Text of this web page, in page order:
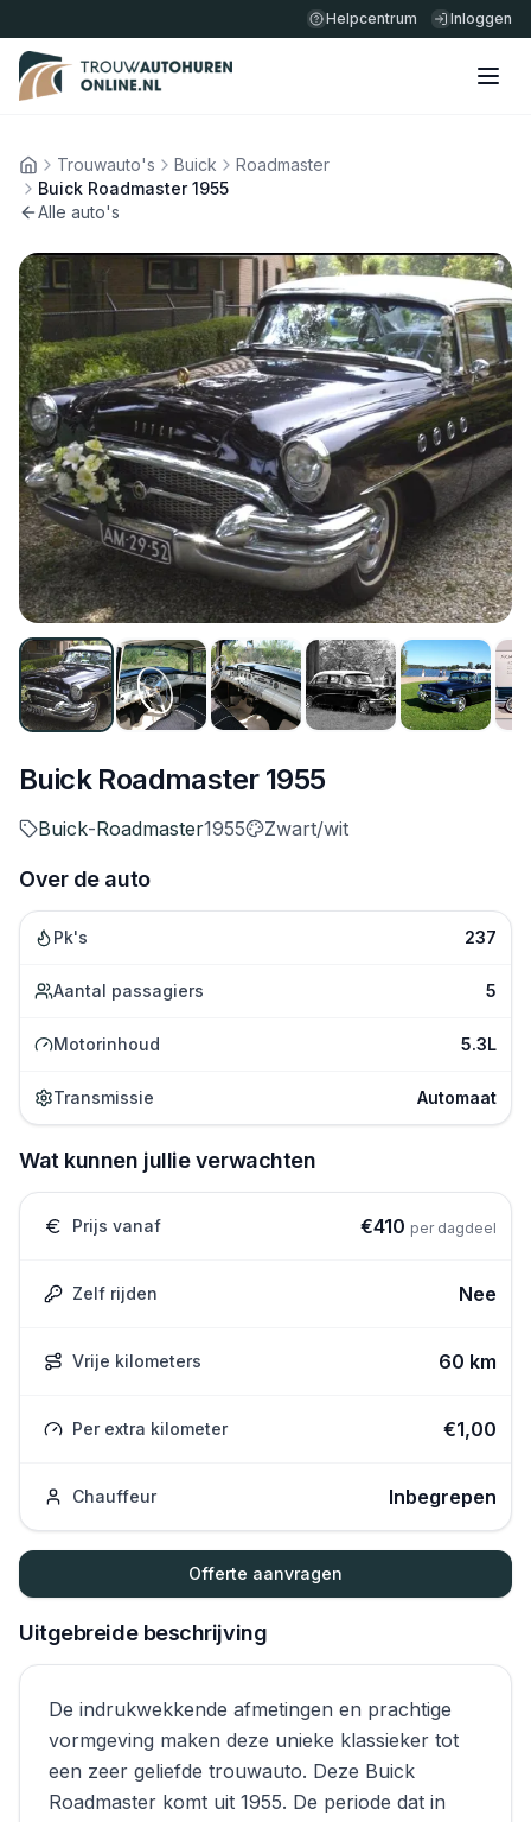
Helpcentrum Inloggen
HomeTrouwauto's Buick
Roadmaster
Buick Roadmaster 1955
Alle auto's
Buick Roadmaster 1955
Buick-Roadmaster1955 Zwart/wit
Over de auto
Pk's 237
Aantal passagiers 5
Motorinhoud 5.3L
Transmissie Automaat
Wat kunnen jullie verwachten
Prijs vanaf €410 per dagdeel
Zelf rijden Nee
Vrije kilometers 60 km
Per extra kilometer €1,00
Chauffeur Inbegrepen
Offerte aanvragen
Uitgebreide beschrijving
De indrukwekkende afmetingen en prachtige
vormgeving maken deze unieke klassieker tot
een zeer geliefde trouwauto. Deze Buick
Roadmaster komt uit 1955. De periode dat in